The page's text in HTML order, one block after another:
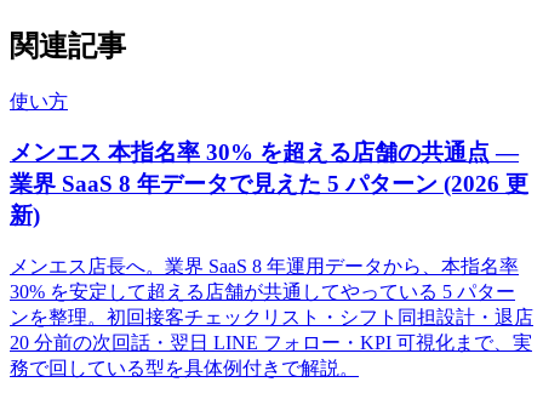
関連記事
使い方
メンエス 本指名率 30% を超える店舗の共通点 —
業界 SaaS 8 年データで見えた 5 パターン (2026 更
新)
メンエス店長へ。業界 SaaS 8 年運用データから、本指名率
30% を安定して超える店舗が共通してやっている 5 パター
ンを整理。初回接客チェックリスト・シフト同担設計・退店
20 分前の次回話・翌日 LINE フォロー・KPI 可視化まで、実
務で回している型を具体例付きで解説。